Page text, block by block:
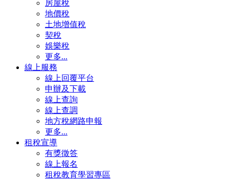
房屋稅
地價稅
土地增值稅
契稅
娛樂稅
更多...
線上服務
線上回覆平台
申辦及下載
線上查詢
線上查調
地方稅網路申報
更多...
租稅宣導
有獎徵答
線上報名
租稅教育學習專區